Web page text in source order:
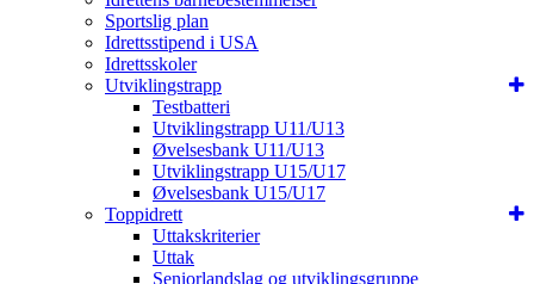
Sportslig plan
Idrettsstipend i USA
Idrettsskoler
Utviklingstrapp
Testbatteri
Utviklingstrapp U11/U13
Øvelsesbank U11/U13
Utviklingstrapp U15/U17
Øvelsesbank U15/U17
Toppidrett
Uttakskriterier
Uttak
Seniorlandslag og utviklingsgruppe